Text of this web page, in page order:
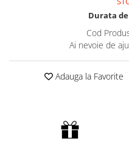
Durata
Cod
Ai nevoie de
Adauga la Favorite